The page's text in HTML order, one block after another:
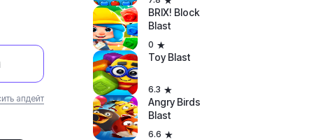
апдейт
BRIX! Block
Blast
0
Toy Blast
6.3
Angry Birds
Blast
6.6